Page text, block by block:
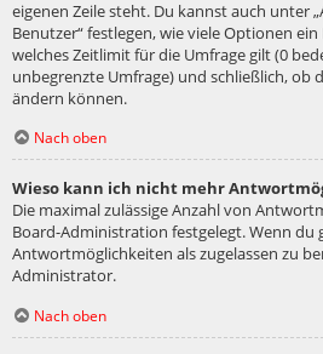
eigenen Zeile steht. Du kannst auch unter
Benutzer“ festlegen, wie viele Optionen
welches Zeitlimit für die Umfrage gilt (0
unbegrenzte Umfrage) und schließlich, ob
ändern können.
Nach oben
Wieso kann ich nicht mehr
Die maximal zulässige Anzahl von
Board-Administration festgelegt. Wenn du
Antwortmöglichkeiten als zugelassen zu
Administrator.
Nach oben